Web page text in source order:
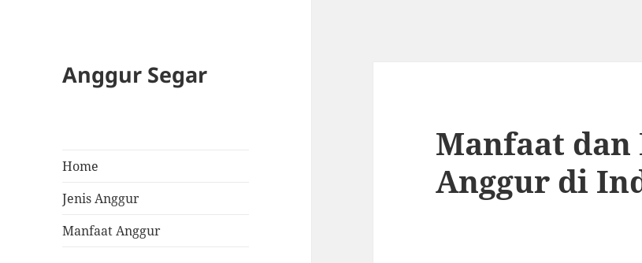
Anggur Segar
Home
Jenis Anggur
Manfaat Anggur
Manfaat dan
Anggur di